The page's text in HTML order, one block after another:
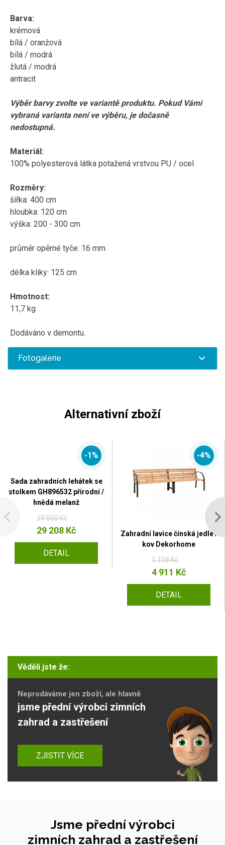
Barva:
krémová
bílá / oranžová
bílá / modrá
žlutá / modrá
antracit
Výběr barvy zvolte ve variantě produktu. Pokud Vámi
vybraná varianta není ve výběru, je dočasně
nedostupná.
Materiál:
100% polyesterová látka potažená vrstvou PU / ocel
Rozměry:
šířka: 400 cm
hloubka: 120 cm
výška: 200 - 300 cm
průměr opěrné tyče: 16 mm
délka kliky: 125 cm
Hmotnost:
11,7 kg
Dodáváno v demontu.
Fotogalerie
Alternativní zboží
-1%
Sada zahradních lehátek se
stolkem GH896532 přírodní /
hnědá melanž
29 500 Kč
29 208 Kč
DETAIL
-4%
Zahradní lavice čínská jedle /
kov Dekorhome
5 108 Kč
4 911 Kč
DETAIL
Věděli jste že:
Neprodáváme jen zboží, ale hlavně
jsme přední výrobci zimních
zahrad a zastřešení
ZJISTIT VÍCE
Jsme přední výrobci
zimních zahrad a zastřešení